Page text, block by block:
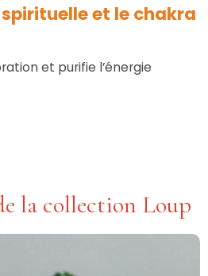
et le chakra
et purifie l’énergie
la collection Loup